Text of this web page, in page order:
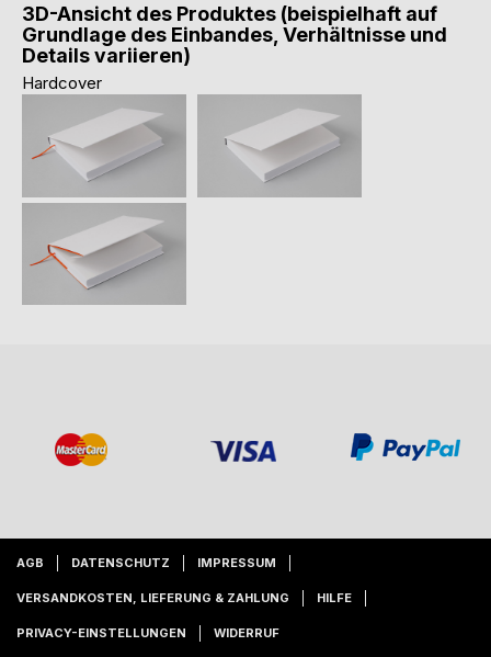
3D-Ansicht des Produktes (beispielhaft auf
Grundlage des Einbandes, Verhältnisse und
Details variieren)
Hardcover
AGB DATENSCHUTZ IMPRESSUM
VERSANDKOSTEN, LIEFERUNG & ZAHLUNG HILFE
PRIVACY-EINSTELLUNGEN WIDERRUF